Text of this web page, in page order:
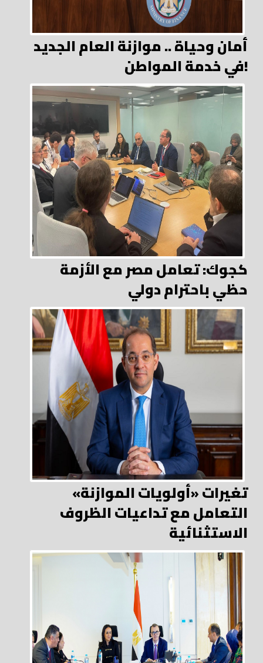
أمان وحياة .. موازنة العام الجديد
في خدمة المواطن!
كجوك: تعامل مصر مع الأزمة
حظي باحترام دولي
تغيرات «أولويات الموازنة»
التعامل مع تداعيات الظروف
الاستثنائية